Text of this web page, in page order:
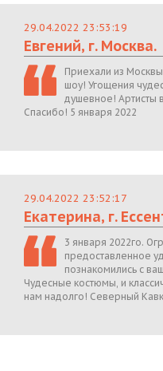
29.04.2022 23:53:19
Евгений, г. Москва.
Приехали из
шоу! Угощения
душевное! Артисты
Спасибо! 5 января 2022
29.04.2022 23:52:17
Екатерина, г.
3 января 2022го.
предоставленное
познакомились с
Чудесные костюмы, и
нам надолго! Северный